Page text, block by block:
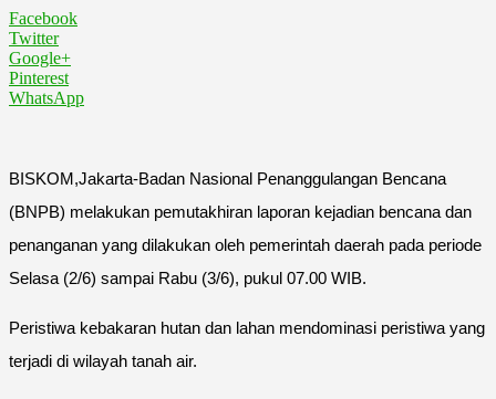
Facebook
Twitter
Google+
Pinterest
WhatsApp
BISKOM,Jakarta-Badan Nasional Penanggulangan Bencana
(BNPB) melakukan pemutakhiran laporan kejadian bencana dan
penanganan yang dilakukan oleh pemerintah daerah pada periode
Selasa (2/6) sampai Rabu (3/6), pukul 07.00 WIB.
Peristiwa kebakaran hutan dan lahan mendominasi peristiwa yang
terjadi di wilayah tanah air.